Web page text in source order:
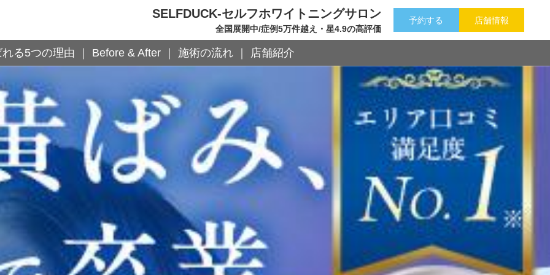
SELFDUCK-セルフホワイトニングサロン
全国展開中/症例5万件越え・星4.9の高評価
予約する 店舗情報
る5つの理由 Before & After 施術の流れ 店舗紹介